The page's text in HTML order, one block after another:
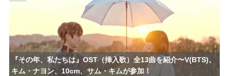
『その年、私たちは』OST（挿入歌）全13曲を紹介〜V(BTS)、
キム・ナヨン、10cm、サム・キムが参加！